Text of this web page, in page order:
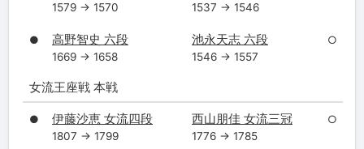
1579 → 1570 1537 → 1546
● 高野智史 六段
1669 → 1658
池永天志 六段
1546 → 1557
○
女流王座戦 本戦
● 伊藤沙恵 女流四段
1807 → 1799
西山朋佳 女流三冠
1776 → 1785
○